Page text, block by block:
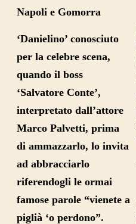
Napoli e Gomorra
‘Danielino’ conosciuto
per la celebre scena,
quando il boss
‘Salvatore Conte’,
interpretato dall’attore
Marco Palvetti, prima
di ammazzarlo, lo invita
ad abbracciarlo
riferendogli le ormai
famose parole “vienete a
piglià ‘o perdono”.